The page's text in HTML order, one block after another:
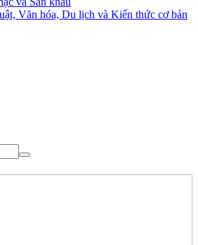
Văn hóa, Du lịch và Kiến thức cơ bản